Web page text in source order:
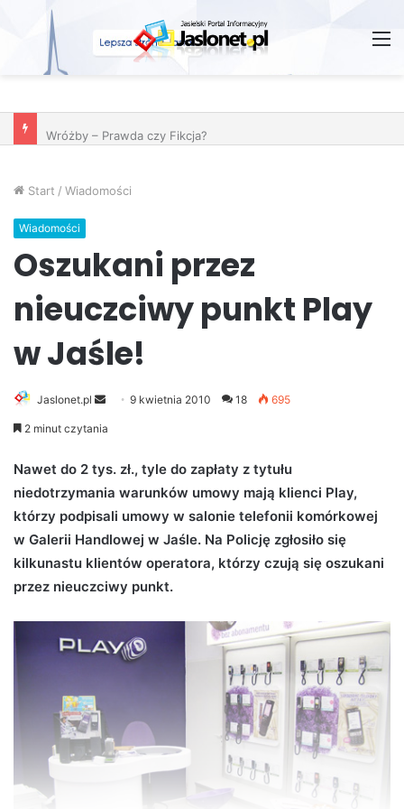
Wróżby – Prawda czy Fikcja?
Start / Wiadomości
Wiadomości
Oszukani przez
nieuczciwy punkt Play
w Jaśle!
Jaslonet.pl
d
a
i
9 kwietnia 2010 18 695
2 minut czytania
Nawet do 2 tys. zł., tyle do zapłaty z tytułu
niedotrzymania warunków umowy mają klienci Play,
którzy podpisali umowy w salonie telefonii komórkowej
w Galerii Handlowej w Jaśle. Na Policję zgłosiło się
kilkunastu klientów operatora, którzy czują się oszukani
przez nieuczciwy punkt.